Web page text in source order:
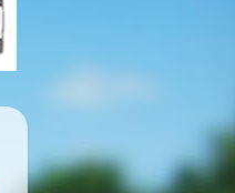
Vina ++ Chúng tôi rất